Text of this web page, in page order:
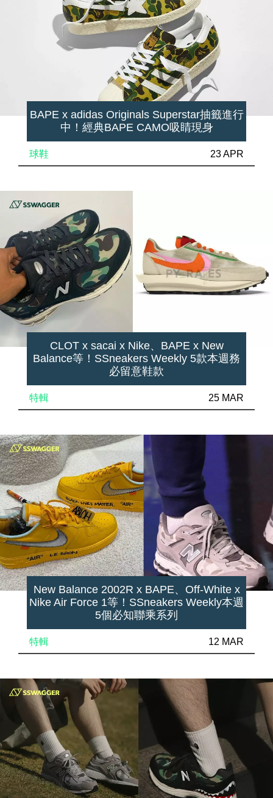
BAPE x adidas Originals Superstar抽籤進行
中！經典BAPE CAMO吸睛現身
球鞋 23 APR
CLOT x sacai x Nike、BAPE x New
Balance等！SSneakers Weekly 5款本週務
必留意鞋款
特輯 25 MAR
New Balance 2002R x BAPE、Off-White x
Nike Air Force 1等！SSneakers Weekly本週
5個必知聯乘系列
特輯 12 MAR